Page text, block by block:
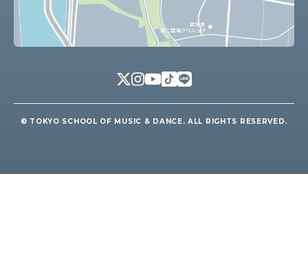
© TOKYO SCHOOL OF MUSIC & DANCE. ALL RIGHTS RESERVED.